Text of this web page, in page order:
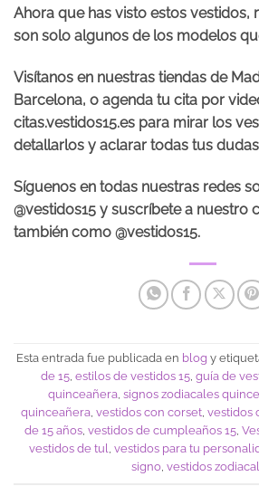
Ahora que has visto estos vestidos,
son solo algunos de los modelos
Visítanos en nuestras tiendas de
Barcelona, o agenda tu cita por
citas.vestidos15.es para mirar los
detallarlos y aclarar todas tus
Síguenos en todas nuestras redes
@vestidos15 y suscríbete a nuestro
también como @vestidos15.
Esta entrada fue publicada en blog y
de 15, estilos de vestidos 15, guía de
quinceañera, signos zodiacales
quinceañera, vestidos con corset, vestidos
de 15 años, vestidos de cumpleaños 15,
vestidos de tul, vestidos para tu
signo, vestidos